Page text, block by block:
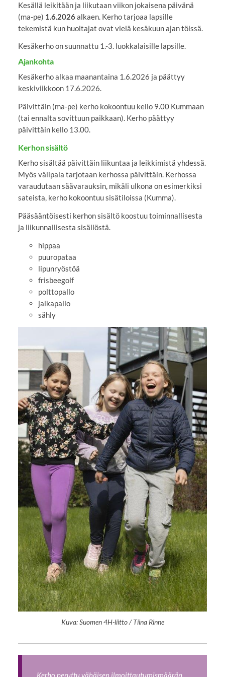
Kesällä leikitään ja liikutaan viikon jokaisena päivänä
(ma-pe) 1.6.2026alkaen. Kerho tarjoaa lapsille
tekemistä kun huoltajat ovat vielä kesäkuun ajan töissä.
Kesäkerho on suunnattu 1.-3. luokkalaisille lapsille.
Ajankohta
Kesäkerho alkaa maanantaina 1.6.2026 ja päättyy
keskiviikkoon 17.6.2026.
Päivittäin (ma-pe) kerho kokoontuu kello 9.00 Kummaan
(tai ennalta sovittuun paikkaan). Kerho päättyy
päivittäin kello 13.00.
Kerhon sisältö
Kerho sisältää päivittäin liikuntaa ja leikkimistä yhdessä.
Myös välipala tarjotaan kerhossa päivittäin. Kerhossa
varaudutaan säävarauksin, mikäli ulkona on esimerkiksi
sateista, kerho kokoontuu sisätiloissa (Kumma).
Pääsääntöisesti kerhon sisältö koostuu toiminnallisesta
ja liikunnallisesta sisällöstä.
hippaa
puuropataa
lipunryöstöä
frisbeegolf
polttopallo
jalkapallo
sähly
Kuva: Suomen 4H-liitto / Tiina Rinne
Kerho peruttu vähäisen ilmoittautumismäärän